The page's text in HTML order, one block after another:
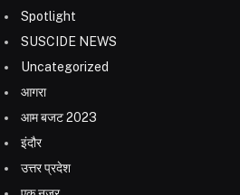
Spotlight
SUSCIDE NEWS
Uncategorized
आगरा
आम बजट 2023
इंदौर
उत्तर प्रदेश